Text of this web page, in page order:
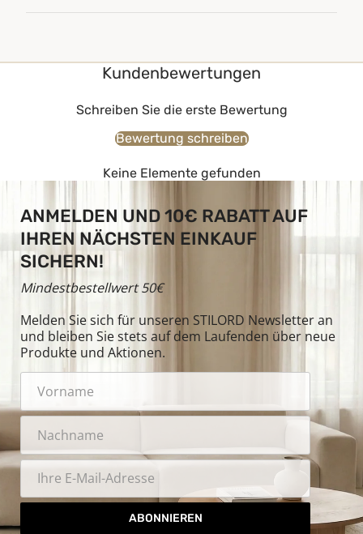
Kundenbewertungen
Schreiben Sie die erste Bewertung
Bewertung schreiben
Keine Elemente gefunden
ANMELDEN UND 10€ RABATT AUF
IHREN NÄCHSTEN EINKAUF
SICHERN!
Mindestbestellwert 50€
Melden Sie sich für unseren STILORD Newsletter an
und bleiben Sie stets auf dem Laufenden über neue
Produkte und Aktionen.
ABONNIEREN